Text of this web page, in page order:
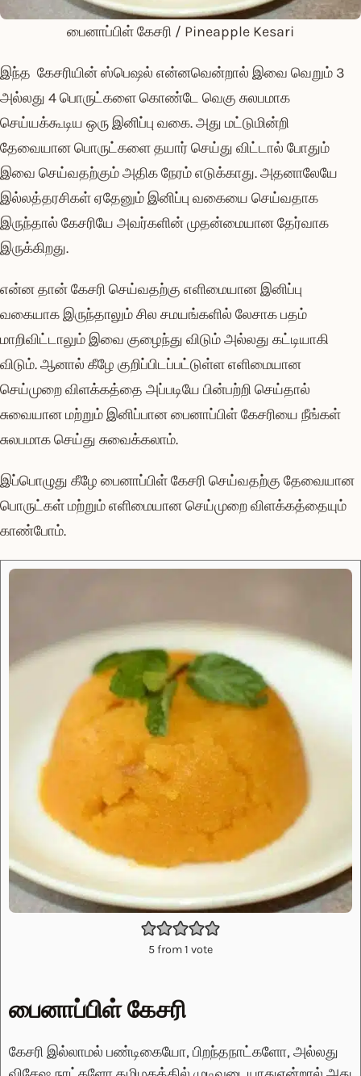
பைனாப்பிள் கேசரி / Pineapple Kesari
இந்த கேசரியின் ஸ்பெஷல் என்னவென்றால் இவை வெறும் 3
அல்லது 4 பொருட்களை கொண்டே வெகு சுலபமாக
செய்யக்கூடிய ஒரு இனிப்பு வகை. அது மட்டுமின்றி
தேவையான பொருட்களை தயார் செய்து விட்டால் போதும்
இவை செய்வதற்கும் அதிக நேரம் எடுக்காது. அதனாலேயே
இல்லத்தரசிகள் ஏதேனும் இனிப்பு வகையை செய்வதாக
இருந்தால் கேசரியே அவர்களின் முதன்மையான தேர்வாக
இருக்கிறது.
என்ன தான் கேசரி செய்வதற்கு எளிமையான இனிப்பு
வகையாக இருந்தாலும் சில சமயங்களில் லேசாக பதம்
மாறிவிட்டாலும் இவை குழைந்து விடும் அல்லது கட்டியாகி
விடும். ஆனால் கீழே குறிப்பிடப்பட்டுள்ள எளிமையான
செய்முறை விளக்கத்தை அப்படியே பின்பற்றி செய்தால்
சுவையான மற்றும் இனிப்பான பைனாப்பிள் கேசரியை நீங்கள்
சுலபமாக செய்து சுவைக்கலாம்.
இப்பொழுது கீழே பைனாப்பிள் கேசரி செய்வதற்கு தேவையான
பொருட்கள் மற்றும் எளிமையான செய்முறை விளக்கத்தையும்
காண்போம்.
5from 1 vote
பைனாப்பிள் கேசரி
கேசரி இல்லாமல் பண்டிகையோ, பிறந்தநாட்களோ, அல்லது